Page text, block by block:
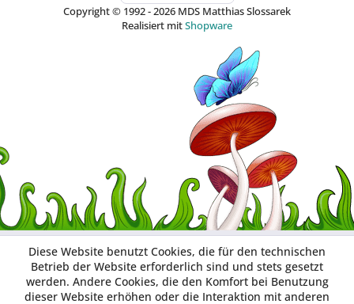
Copyright © 1992 - 2026 MDS Matthias Slossarek
Realisiert mitShopware
Diese Website benutzt Cookies, die für den technischen
Betrieb der Website erforderlich sind und stets gesetzt
werden. Andere Cookies, die den Komfort bei Benutzung
dieser Website erhöhen oder die Interaktion mit anderen